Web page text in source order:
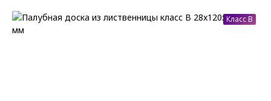
Класс B